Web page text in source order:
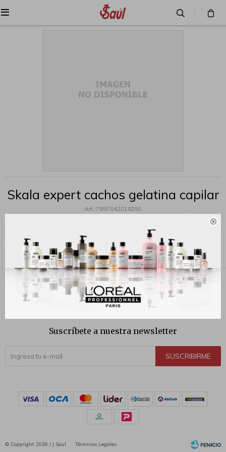


Skala expert cachos gelatina capilar
7897042018291
Este artículo está agotado.
  
Suscríbete a nuestra newsletter
SUSCRIBIRME
© Copyright 2026 / J.Saul Términos Legales